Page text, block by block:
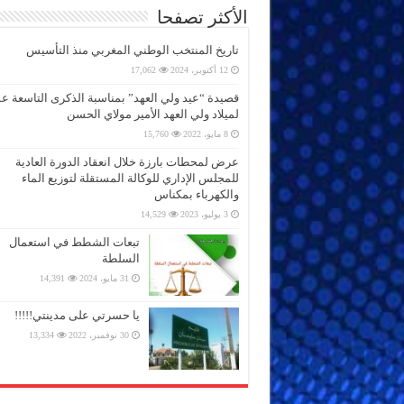
الأكثر تصفحا
تاريخ المنتخب الوطني المغربي منذ التأسيس
12 أكتوبر، 2024 17,062
قصيدة “عيد ولي العهد” بمناسبة الذكرى التاسعة
لميلاد ولي العهد الأمير مولاي الحسن
8 مايو، 2022 15,760
عرض لمحطات بارزة خلال انعقاد الدورة العادية
للمجلس الإداري للوكالة المستقلة لتوزيع الماء
والكهرباء بمكناس
3 يوليو، 2023 14,529
تبعات الشطط في استعمال
السلطة
31 مايو، 2024 14,391
يا حسرتي على مدينتي!!!!!
30 نوفمبر، 2022 13,334